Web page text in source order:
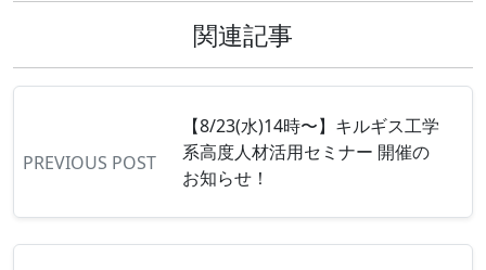
関連記事
PREVIOUS POST
【8/23(水)14時〜】キルギス工学
系高度人材活用セミナー 開催の
お知らせ！